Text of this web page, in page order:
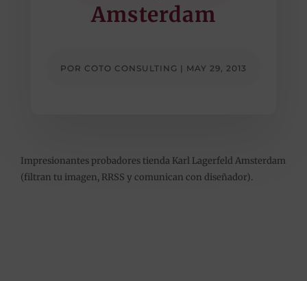
Amsterdam
POR COTO CONSULTING | MAY 29, 2013
Impresionantes probadores tienda Karl Lagerfeld Amsterdam
(filtran tu imagen, RRSS y comunican con diseñador).